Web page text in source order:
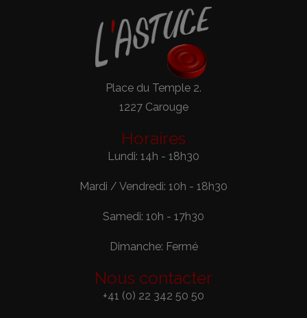
Place du Temple 2.
1227 Carouge
Horaires
Lundi: 14h - 18h30
Mardi / Vendredi: 10h - 18h30
Samedi: 10h - 17h30
Dimanche: Fermé
Nous contacter
+41 (0) 22 342 50 50